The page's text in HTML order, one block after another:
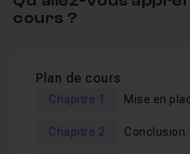
connaissances acquises.
cours ?
Plan de cours
Chapitre 1
Mise en
Chapitre 2
Conclusion